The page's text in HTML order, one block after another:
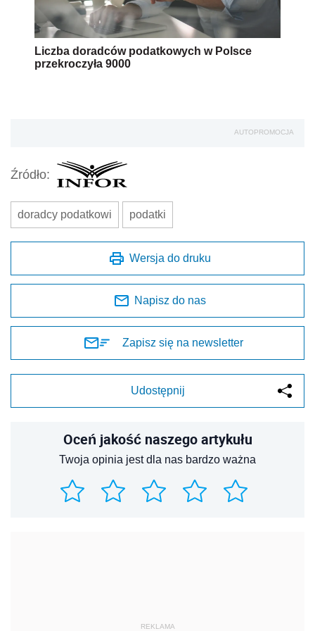
Liczba doradców podatkowych w Polsce
przekroczyła 9000
AUTOPROMOCJA
Źródło:
doradcy podatkowi podatki
Wersja do druku
Napisz do nas
Zapisz się na newsletter
Udostępnij
Oceń jakość naszego artykułu
Twoja opinia jest dla nas bardzo ważna
REKLAMA